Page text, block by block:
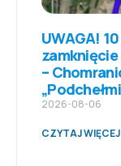
UWAGA!
–
2026-08-06
CZYTAJ WIĘCEJ